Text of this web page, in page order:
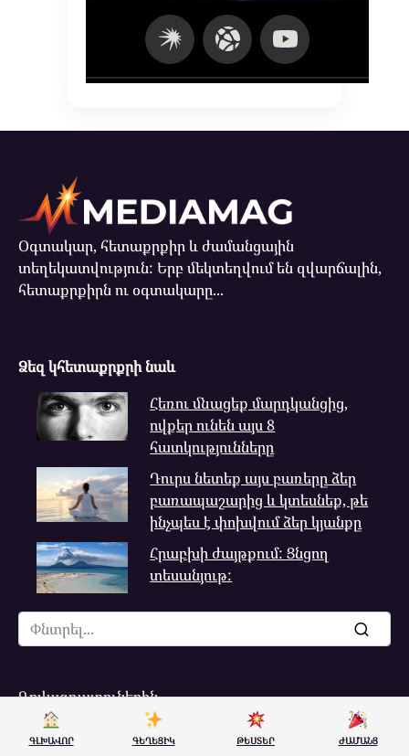
Օգտակար, հետաքրքիր և ժամանցային
տեղեկատվություն: Երբ մեկտեղվում են զվարճալին,
հետաքրքիրն ու օգտակարը...
Ձեզ կհետաքրքրի նաև
Հեռու մնացեք մարդկանցից,
ովքեր ունեն այս 8
հատկությունները
Դուրս նետեք այս բառերը ձեր
բառապաշարից և կտեսնեք, թե
ինչպես է փոխվում ձեր կյանքը
Հրաբխի ժայթքում: Ցնցող
տեսանյութ:
Search
for:
Գովազդատուներին
Մեր մասին
ԳԼԽԱՎՈՐ ԳԵՂԵՑԻԿ ԹԵՍՏԵՐ ԺԱՄԱՆՑ